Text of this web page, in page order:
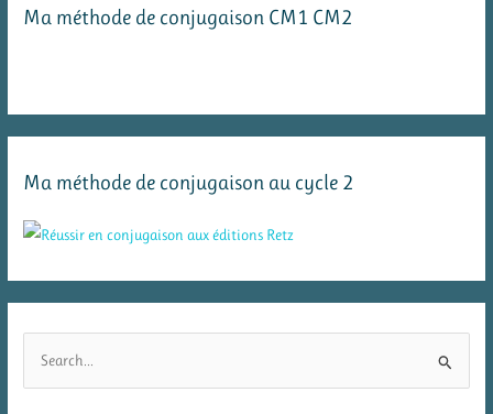
Ma méthode de conjugaison CM1 CM2
Ma méthode de conjugaison au cycle 2